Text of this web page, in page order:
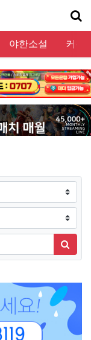
야한소설 커뮤
검색